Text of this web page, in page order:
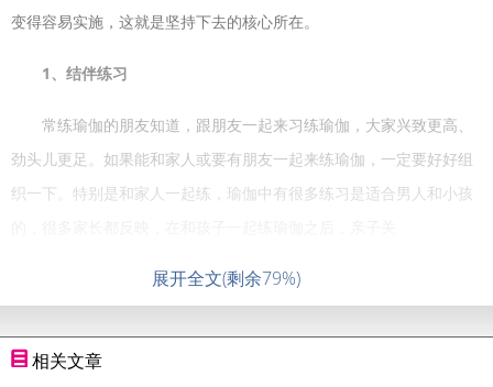
变得容易实施，这就是坚持下去的核心所在。
1、结伴练习
常练瑜伽的朋友知道，跟朋友一起来习练瑜伽，大家兴致更高、
劲头儿更足。如果能和家人或要有朋友一起来练瑜伽，一定要好好组
织一下。特别是和家人一起练，瑜伽中有很多练习是适合男人和小孩
展开全文(剩余79%)
相关文章